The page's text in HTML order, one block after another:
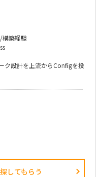
構築経験
ク設計を上流からConfigを投
してもらう​